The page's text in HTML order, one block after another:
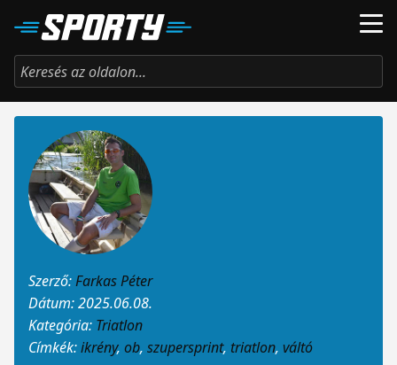
Szerző:Farkas Péter
Dátum: 2025.06.08.
Kategória: Triatlon
Címkék:ikrény, ob, szupersprint, triatlon, váltó